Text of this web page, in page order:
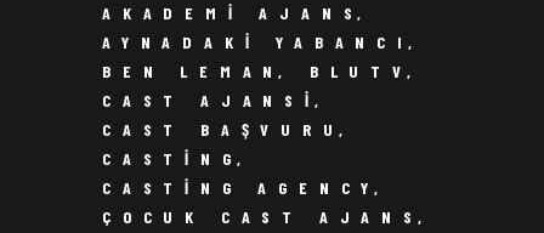
AKADEMI AJANS,
AYNADAKI YABANCI,
BEN LEMAN, BLUTV,
CAST AJANSI,
CAST BAŞVURU,
CASTING,
CASTING AGENCY,
ÇOCUK CAST AJANS,